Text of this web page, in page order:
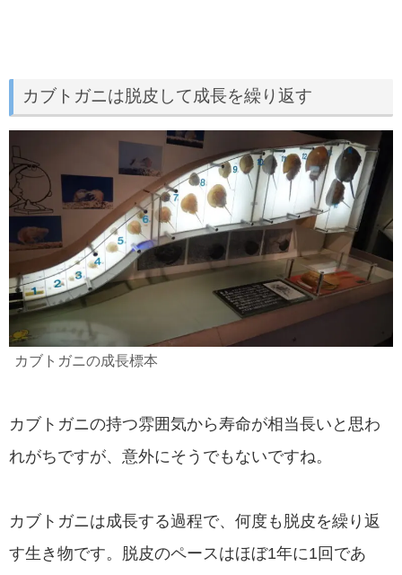
カブトガニは脱皮して成長を繰り返す
カブトガニの成長標本
カブトガニの持つ雰囲気から寿命が相当長いと思わ
れがちですが、意外にそうでもないですね。
カブトガニは成長する過程で、何度も脱皮を繰り返
す生き物です。脱皮のペースはほぼ1年に1回であ